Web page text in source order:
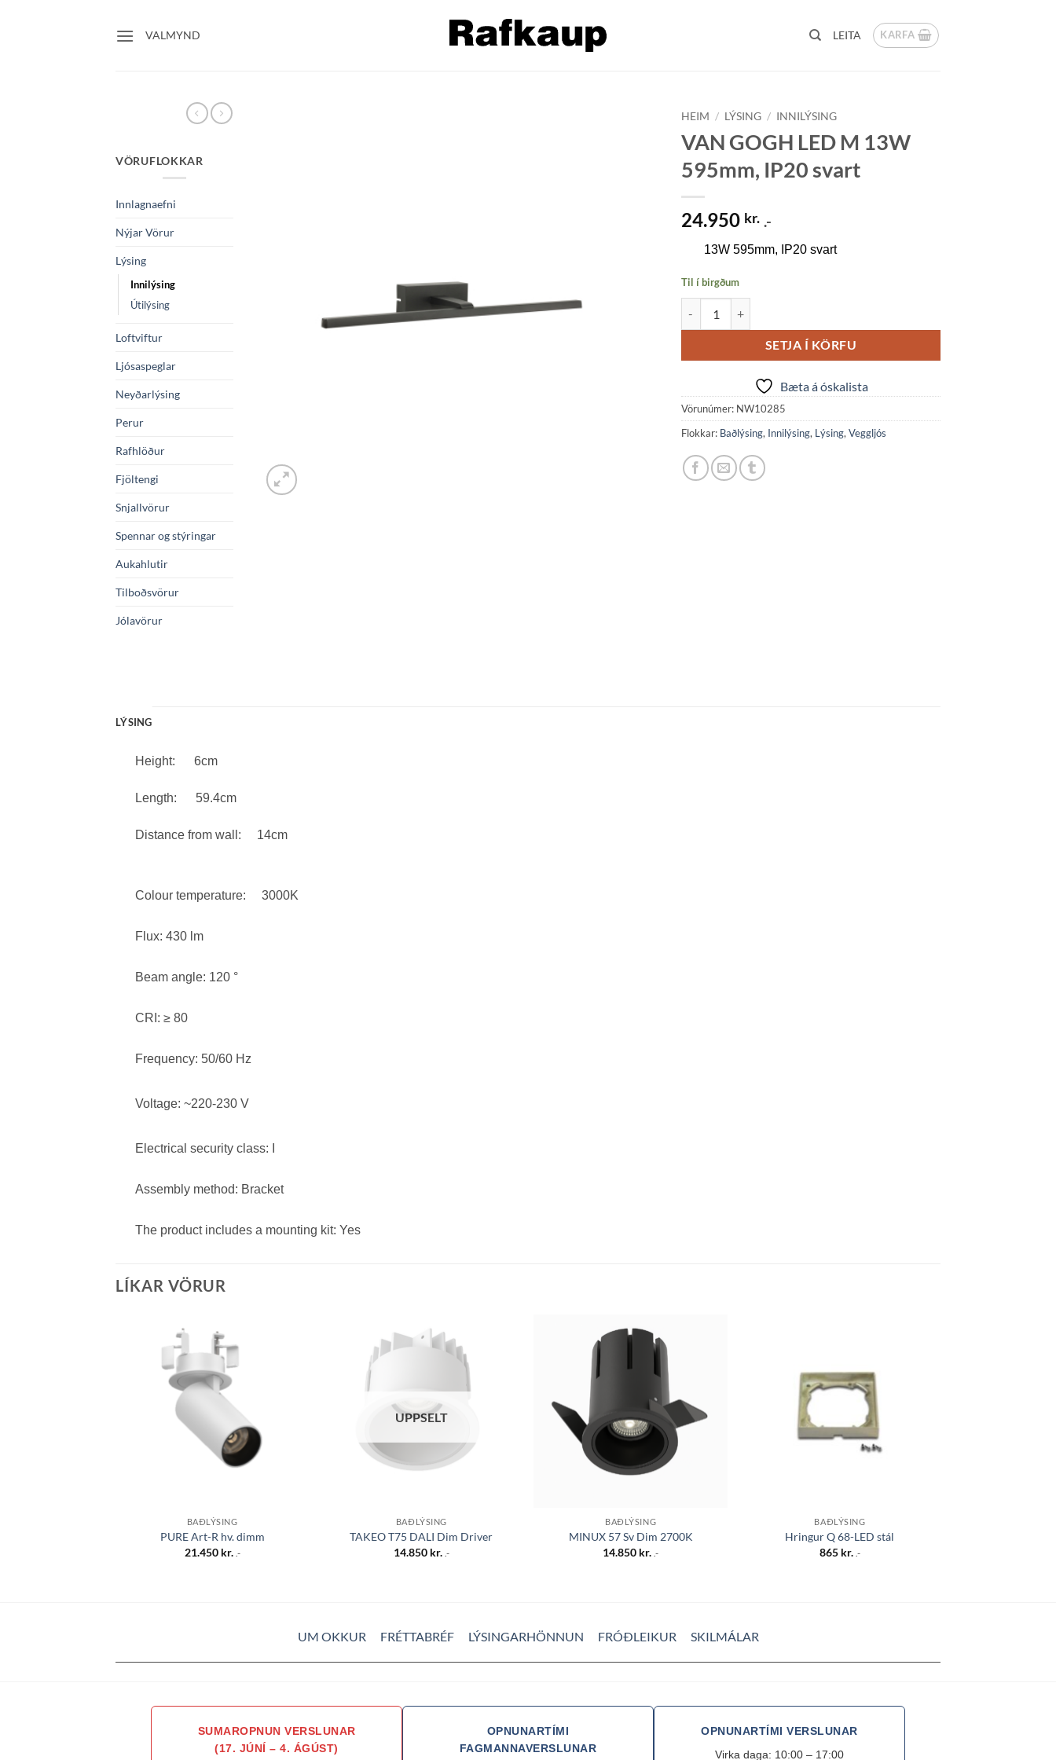
VALMYND LEITA KARFA
VÖRUFLOKKAR
Innlagnaefni
Nýjar Vörur
Lýsing
Innilýsing
Útilýsing
Loftviftur
Ljósaspeglar
Neyðarlýsing
Perur
Rafhlöður
Fjöltengi
Snjallvörur
Spennar og stýringar
Aukahlutir
Tilboðsvörur
Jólavörur
HEIM / LÝSING / INNILÝSING
VAN GOGH LED M 13W
595mm, IP20 svart
24.950 kr. .-
13W 595mm, IP20 svart
Til í birgðum
SETJA Í KÖRFU
Bæta á óskalista
Vörunúmer: NW10285
Flokkar: Baðlýsing, Innilýsing, Lýsing,Veggljós
LÝSING
Height: 6cm
Length: 59.4cm
Distance from wall: 14cm
Colour temperature: 3000K
Flux: 430 lm
Beam angle: 120 °
CRI: ≥ 80
Frequency: 50/60 Hz
Voltage: ~220-230 V
Electrical security class: I
Assembly method: Bracket
The product includes a mounting kit: Yes
LÍKAR VÖRUR
BAÐLÝSING
PURE Art-R hv. dimm
21.450 kr. .-
UPPSELT
BAÐLÝSING
TAKEO T75 DALI Dim Driver
14.850 kr. .-
BAÐLÝSING
MINUX 57 Sv Dim 2700K
14.850 kr. .-
BAÐLÝSING
Hringur Q 68-LED stál
865 kr. .-
UM OKKUR FRÉTTABRÉF LÝSINGARHÖNNUN FRÓÐLEIKUR SKILMÁLAR
SUMAROPNUN VERSLUNAR
(17. JÚNÍ – 4. ÁGÚST)
OPNUNARTÍMI
FAGMANNAVERSLUNAR
OPNUNARTÍMI VERSLUNAR
Virka daga: 10:00 – 17:00